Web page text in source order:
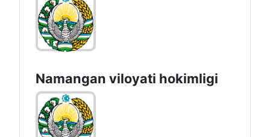
Namangan vilоyati hоkimligi